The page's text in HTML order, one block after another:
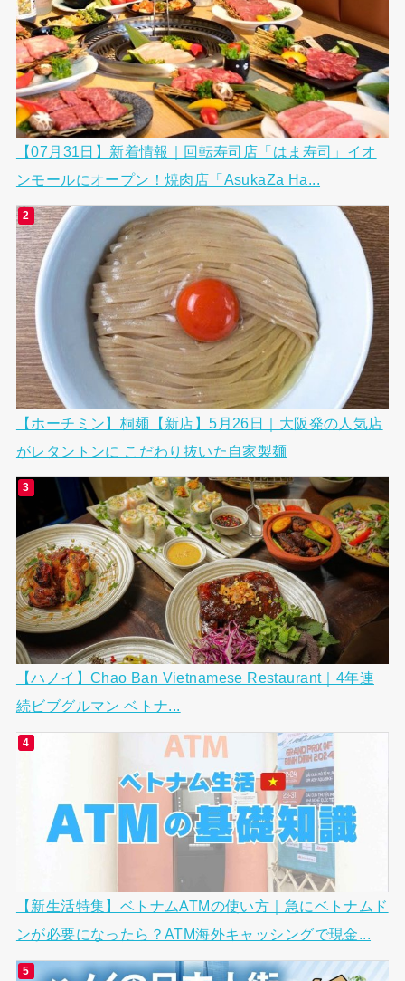
【07月31日】新着情報｜回転寿司店「はま寿司」イオ
ンモールにオープン！焼肉店「AsukaZa Ha...
【ホーチミン】桐麺【新店】5月26日｜大阪発の人気店
がレタントンに こだわり抜いた自家製麺
【ハノイ】Chao Ban Vietnamese Restaurant｜4年連
続ビブグルマン ベトナ...
【新生活特集】ベトナムATMの使い方｜急にベトナムド
ンが必要になったら？ATM海外キャッシングで現金...